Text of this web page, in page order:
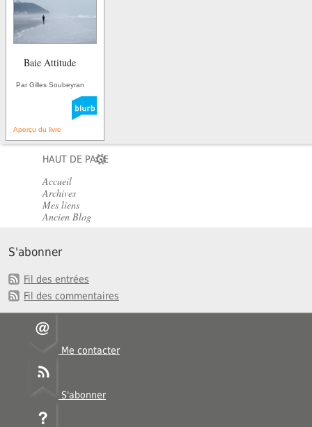
Baie Attitude
Par Gilles Soubeyran
Aperçu du livre
HAUT DE PAGE
Accueil
Archives
Mes liens
Ancien Blog
S'abonner
Fil des entrées
Fil des commentaires
Me contacter
S'abonner